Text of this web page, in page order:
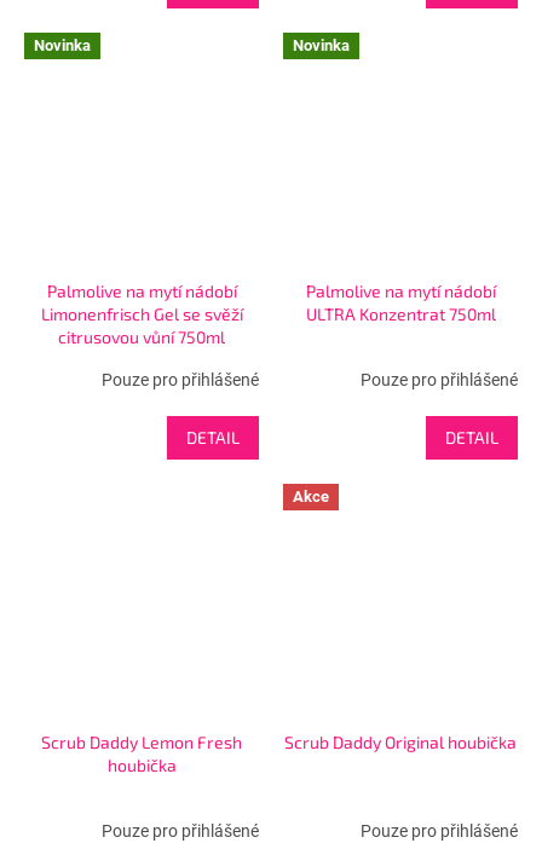
Novinka
Palmolive na mytí nádobí
Limonenfrisch Gel se svěží
citrusovou vůní 750ml
Pouze pro přihlášené
DETAIL
Novinka
Palmolive na mytí nádobí
ULTRA Konzentrat 750ml
Pouze pro přihlášené
DETAIL
Scrub Daddy Lemon Fresh
houbička
Pouze pro přihlášené
Akce
Scrub Daddy Original houbička
Pouze pro přihlášené